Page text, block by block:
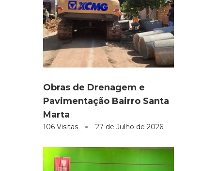
Obras de Drenagem e
Pavimentação Bairro Santa
Marta
106 Visitas 27 de Julho de 2026